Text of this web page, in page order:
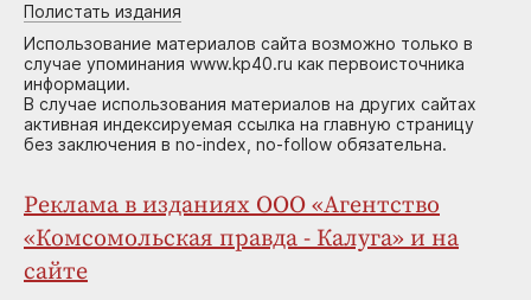
Полистать издания
Использование материалов сайта возможно только в
случае упоминания www.kp40.ru как первоисточника
информации.
В случае использования материалов на других сайтах
активная индексируемая ссылка на главную страницу
без заключения в no-index, no-follow обязательна.
Реклама в изданиях ООО «Агентство
«Комсомольская правда - Калуга» и на
сайте